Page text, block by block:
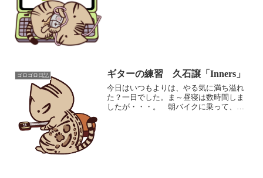
ゴロゴロ日記 ギターの練習 久石譲「Inners」
今日はいつもよりは、やる気に満ち溢れ
た？一日でした。ま～昼寝は数時間しま
したが・・・。 朝バイクに乗って、土